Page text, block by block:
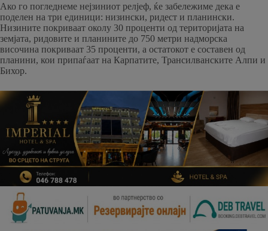
Ако го погледнеме нејзиниот релјеф, ќе забележиме дека е
поделен на три единици: низински, ридест и планински.
Низините покриваат околу 30 проценти од територијата на
земјата, ридовите и планините до 750 метри надморска
височина покриваат 35 проценти, а остатокот е составен од
планини, кои припаѓаат на Карпатите, Трансилванските Алпи и
Бихор.